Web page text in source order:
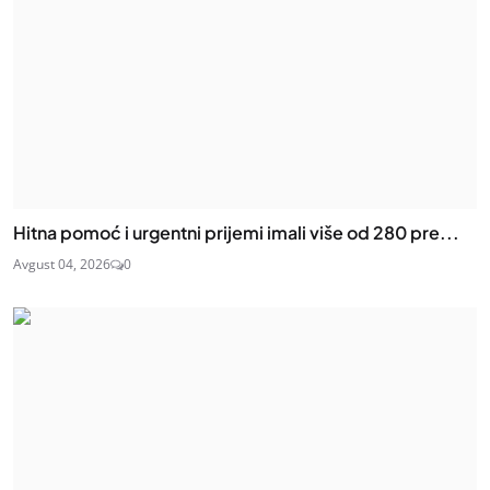
Hitna pomoć i urgentni prijemi imali više od 280 pre...
Avgust 04, 2026 0